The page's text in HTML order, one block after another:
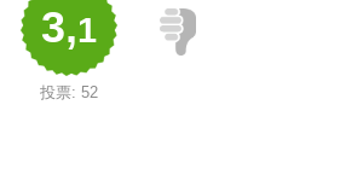
3,1
投票: 52